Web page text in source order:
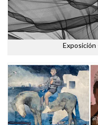
Exposición